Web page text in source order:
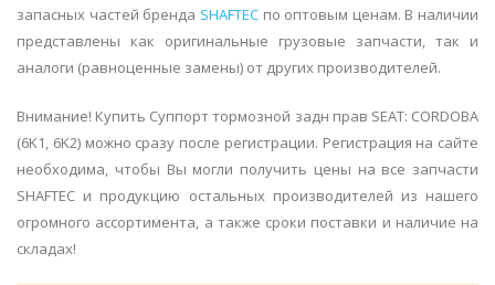
запасных частей бренда SHAFTECпо оптовым ценам. В наличии
представлены как оригинальные грузовые запчасти, так и
аналоги (равноценные замены) от других производителей.
Внимание! Купить Суппорт тормозной задн прав SEAT: CORDOBA
(6K1, 6K2) можно сразу после регистрации. Регистрация на сайте
необходима, чтобы Вы могли получить цены на все запчасти
SHAFTEC и продукцию остальных производителей из нашего
огромного ассортимента, а также сроки поставки и наличие на
складах!